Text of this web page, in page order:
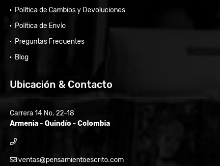
Política de Cambios y Devoluciones
Política de Envío
Preguntas Frecuentes
Blog
Ubicación & Contacto
Carrera 14 No. 22-18
Armenia - Quindío - Colombia
ventas@pensamientoescrito.com